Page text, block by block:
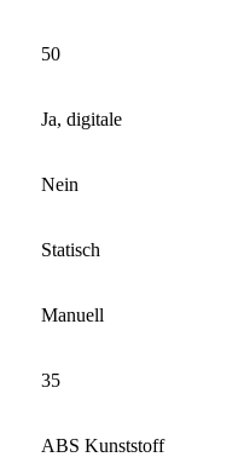
50
Ja, digitale
Nein
Statisch
Manuell
35
ABS Kunststoff